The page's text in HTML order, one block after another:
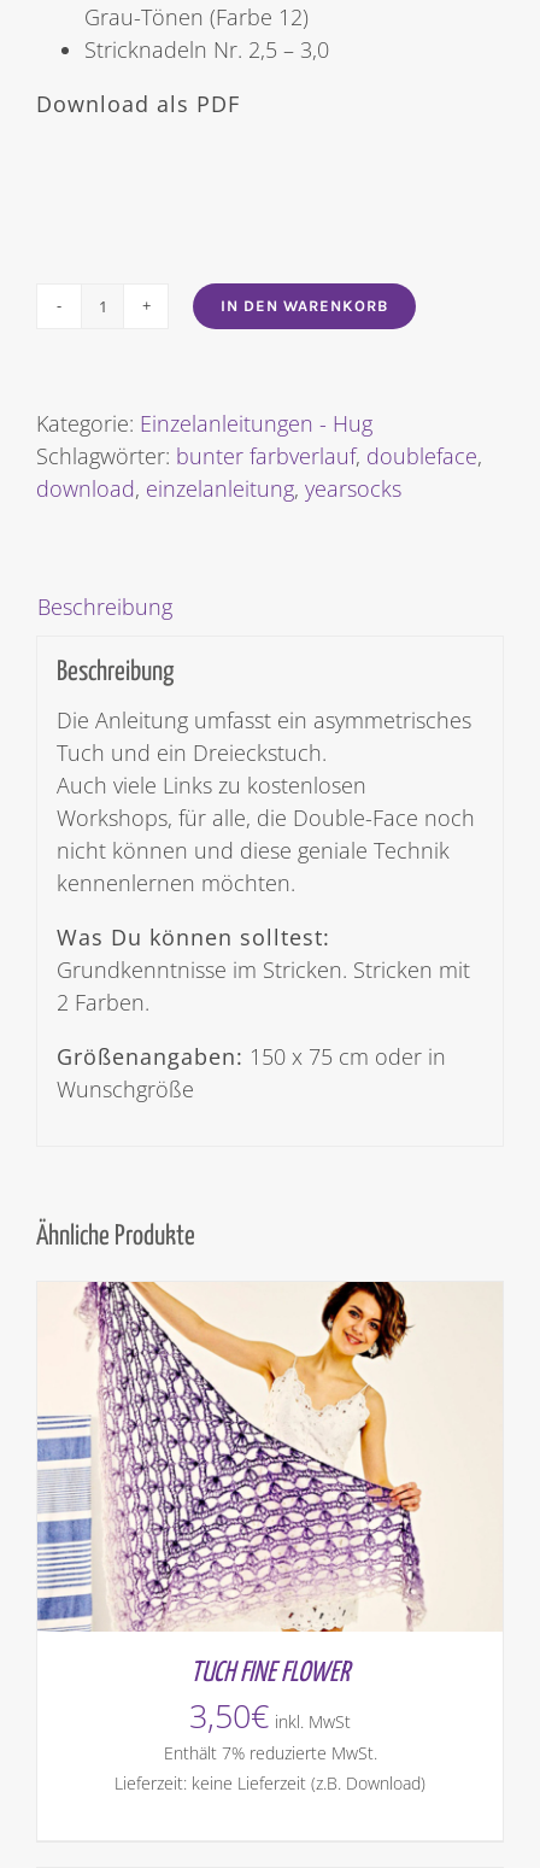
Grau-Tönen (Farbe 12)
Stricknadeln Nr. 2,5 – 3,0
Download als PDF
Tuch
mit
Double-
Face
IN DEN WARENKORB
Kategorie: Einzelanleitungen - Hug
Schlagwörter: bunter farbverlauf, doubleface,
download, einzelanleitung, yearsocks
Beschreibung
Beschreibung
Die Anleitung umfasst ein asymmetrisches
Tuch und ein Dreieckstuch.
Auch viele Links zu kostenlosen
Workshops, für alle, die Double-Face noch
nicht können und diese geniale Technik
kennenlernen möchten.
Was Du können solltest:
Grundkenntnisse im Stricken. Stricken mit
2 Farben.
Größenangaben: 150 x 75 cm oder in
Wunschgröße
Ähnliche Produkte
TUCH FINE FLOWER
3,50€ inkl. MwSt
Enthält 7% reduzierte MwSt.
Lieferzeit: keine Lieferzeit (z.B. Download)